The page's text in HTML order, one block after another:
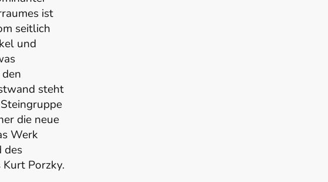
ist
seitlich
und
steht
die neue
Werk
des
Porzky.